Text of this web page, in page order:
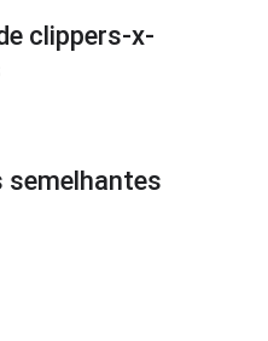
clippers-x-
semelhantes